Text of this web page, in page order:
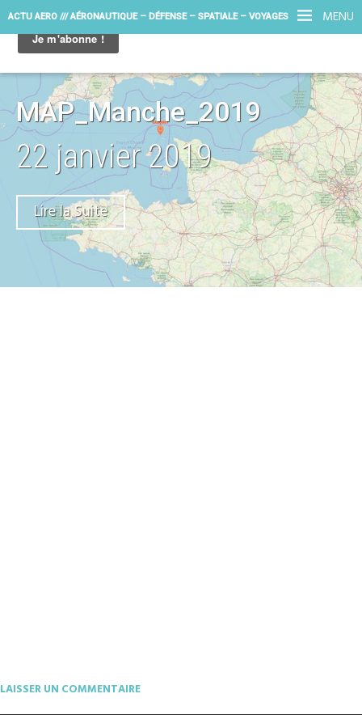
MENU
ACTU AERO /// AÉRONAUTIQUE – DÉFENSE – SPATIALE – VOYAGES
MAP_Manche_2019
22 janvier 2019
Lire la Suite
LAISSER UN COMMENTAIRE